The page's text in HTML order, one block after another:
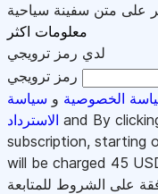
على متن سفينة سياحية
معلومات اكثر
لدي رمز ترويجي
رمز ترويجي
الخصوصية و سياسة
الاسترداد and By
subscription, starting
will be charged 45
على الشروط للمتابعة